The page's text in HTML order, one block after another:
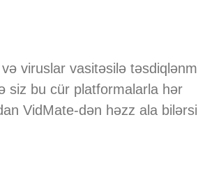
viruslar vasitəsilə
siz bu cür platformalarla hər
VidMate-dən həzz ala